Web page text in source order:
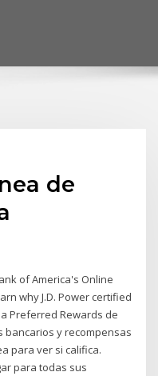
de
of America's Online
why J.D. Power certified
Preferred Rewards de
bancarios y recompensas
para ver si califica.
para todas sus